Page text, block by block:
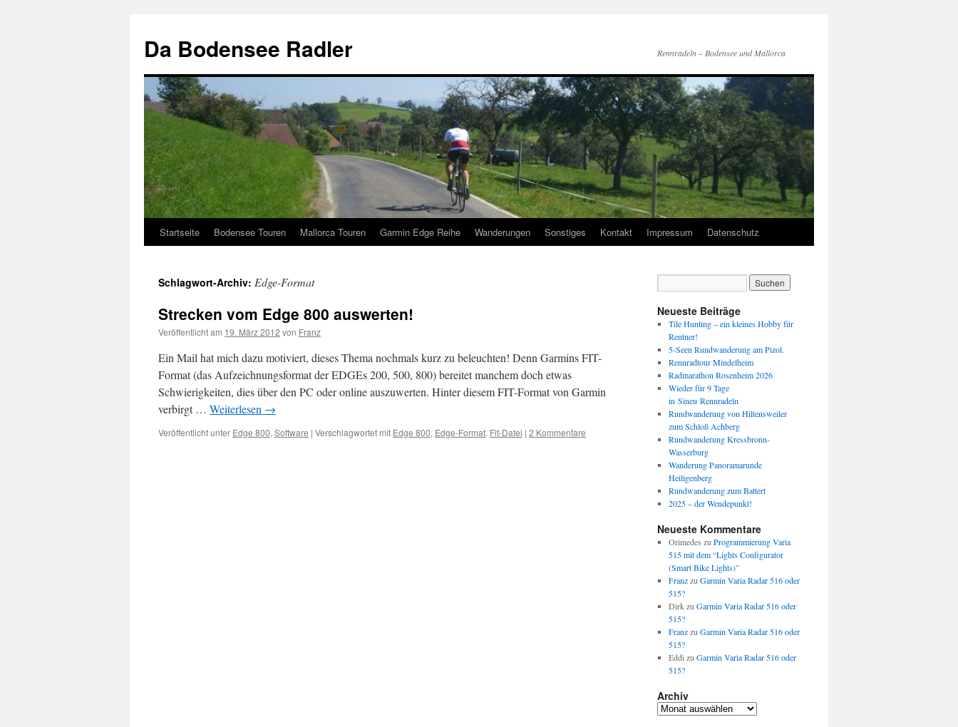
springen
Da Bodensee Radler Rennradeln – Bodensee und Mallorca
Startseite Bodensee Touren Mallorca Touren Garmin Edge Reihe Wanderungen Sonstiges Kontakt Impressum Datenschutz
Schlagwort-Archiv: Edge-Format
Strecken vom Edge 800 auswerten!
Veröffentlicht am 19. März 2012 von Franz
Ein Mail hat mich dazu motiviert, dieses Thema nochmals kurz zu beleuchten! Denn Garmins FIT-
Format (das Aufzeichnungsformat der EDGEs 200, 500, 800) bereitet manchem doch etwas
Schwierigkeiten, dies über den PC oder online auszuwerten. Hinter diesem FIT-Format von Garmin
verbirgt … Weiterlesen →
Veröffentlicht unter Edge 800, Software | Verschlagwortet mit Edge 800, Edge-Format, Fit-Datei | 2 Kommentare
Neueste Beiträge
Tile Hunting – ein kleines Hobby für
Rentner!
5-Seen Rundwanderung am Pizol.
Rennradtour Mindelheim
Radmarathon Rosenheim 2026
Wieder für 9 Tage
in Sineu Rennradeln
Rundwanderung von Hiltensweiler
zum Schloß Achberg
Rundwanderung Kressbronn-
Wasserburg
Wanderung Panoramarunde
Heiligenberg
Rundwanderung zum Battert
2025 – der Wendepunkt!
Neueste Kommentare
Orimedes zu Programmierung Varia
515 mit dem “Lights Configurator
(Smart Bike Lights)”
Franzzu Garmin Varia Radar 516 oder
515?
Dirkzu Garmin Varia Radar 516 oder
515?
Franzzu Garmin Varia Radar 516 oder
515?
Eddi zu Garmin Varia Radar 516 oder
515?
Archiv
Archiv